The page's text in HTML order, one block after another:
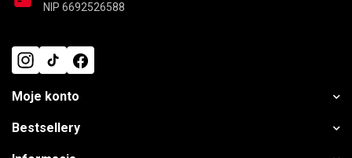
NIP 6692526588
Moje konto
Bestsellery